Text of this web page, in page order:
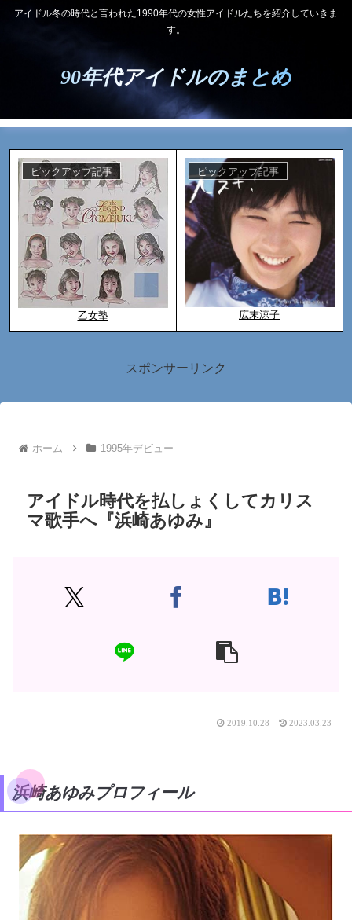
アイドル冬の時代と言われた1990年代の女性アイドルたちを紹介していきま
す。
90年代アイドルのまとめ
ピックアップ記事
乙女塾
ピックアップ記事
広末涼子
スポンサーリンク
ホーム 1995年デビュー
アイドル時代を払しょくしてカリス
マ歌手へ『浜崎あゆみ』
2019.10.28 2023.03.23
浜崎あゆみプロフィール